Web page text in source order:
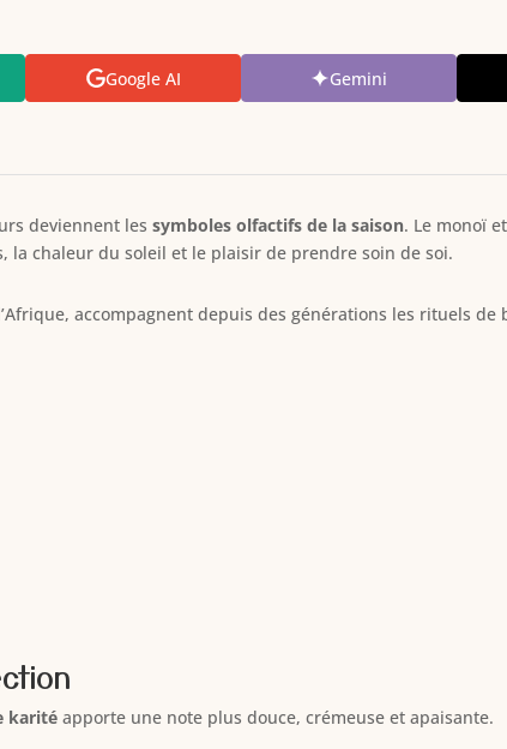
Google AI Gemini
deviennent lessymboles olfactifs de la saison. Le monoï
la chaleur du soleil et le plaisir de prendre soin de soi.
accompagnent depuis des générations les rituels de
karité apporte une note plus douce, crémeuse et apaisante.